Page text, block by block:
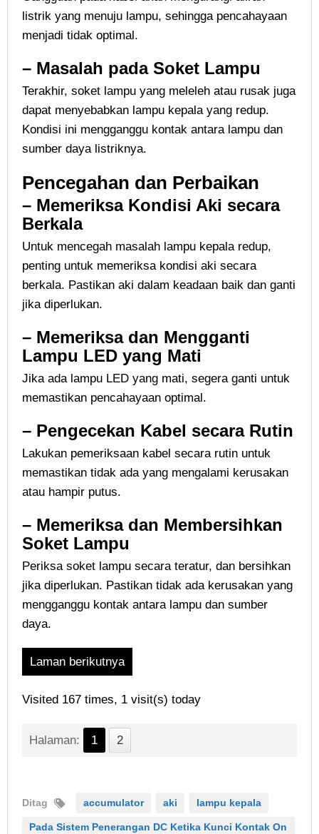
listrik yang menuju lampu, sehingga pencahayaan
menjadi tidak optimal.
– Masalah pada Soket Lampu
Terakhir, soket lampu yang meleleh atau rusak juga
dapat menyebabkan lampu kepala yang redup.
Kondisi ini mengganggu kontak antara lampu dan
sumber daya listriknya.
Pencegahan dan Perbaikan
– Memeriksa Kondisi Aki secara
Berkala
Untuk mencegah masalah lampu kepala redup,
penting untuk memeriksa kondisi aki secara
berkala. Pastikan aki dalam keadaan baik dan ganti
jika diperlukan.
– Memeriksa dan Mengganti
Lampu LED yang Mati
Jika ada lampu LED yang mati, segera ganti untuk
memastikan pencahayaan optimal.
– Pengecekan Kabel secara Rutin
Lakukan pemeriksaan kabel secara rutin untuk
memastikan tidak ada yang mengalami kerusakan
atau hampir putus.
– Memeriksa dan Membersihkan
Soket Lampu
Periksa soket lampu secara teratur, dan bersihkan
jika diperlukan. Pastikan tidak ada kerusakan yang
mengganggu kontak antara lampu dan sumber
daya.
Laman berikutnya
Visited 167 times, 1 visit(s) today
Halaman: 1 2
Ditag accumulator aki lampu kepala
Pada Sistem Penerangan DC Ketika Kunci Kontak On